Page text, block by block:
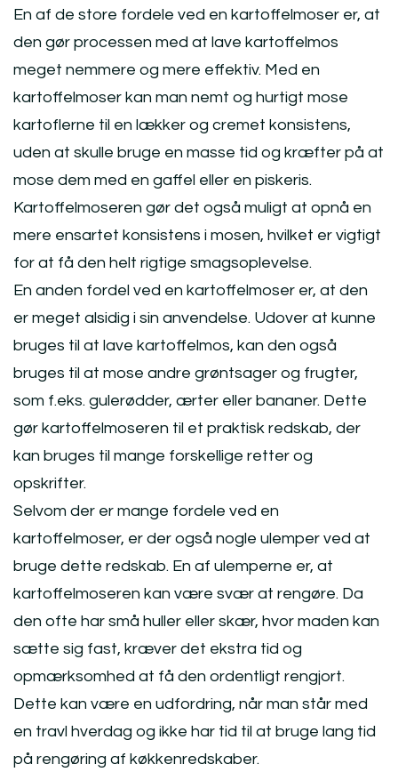
En af de store fordele ved en kartoffelmoser er, at
den gør processen med at lave kartoffelmos
meget nemmere og mere effektiv. Med en
kartoffelmoser kan man nemt og hurtigt mose
kartoflerne til en lækker og cremet konsistens,
uden at skulle bruge en masse tid og kræfter på at
mose dem med en gaffel eller en piskeris.
Kartoffelmoseren gør det også muligt at opnå en
mere ensartet konsistens i mosen, hvilket er vigtigt
for at få den helt rigtige smagsoplevelse.
En anden fordel ved en kartoffelmoser er, at den
er meget alsidig i sin anvendelse. Udover at kunne
bruges til at lave kartoffelmos, kan den også
bruges til at mose andre grøntsager og frugter,
som f.eks. gulerødder, ærter eller bananer. Dette
gør kartoffelmoseren til et praktisk redskab, der
kan bruges til mange forskellige retter og
opskrifter.
Selvom der er mange fordele ved en
kartoffelmoser, er der også nogle ulemper ved at
bruge dette redskab. En af ulemperne er, at
kartoffelmoseren kan være svær at rengøre. Da
den ofte har små huller eller skær, hvor maden kan
sætte sig fast, kræver det ekstra tid og
opmærksomhed at få den ordentligt rengjort.
Dette kan være en udfordring, når man står med
en travl hverdag og ikke har tid til at bruge lang tid
på rengøring af køkkenredskaber.